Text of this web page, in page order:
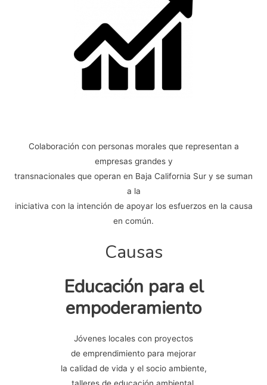
Colaboración con personas morales que representan a
empresas grandes y
transnacionales que operan en Baja California Sur y se suman
a la
iniciativa con la intención de apoyar los esfuerzos en la causa
en común.
Causas
Educación para el
empoderamiento
Jóvenes locales con proyectos
de emprendimiento para mejorar
la calidad de vida y el socio ambiente,